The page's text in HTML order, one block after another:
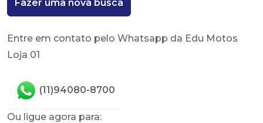
Fazer uma nova busca
Entre em contato pelo Whatsapp da Edu Motos
Loja 01
(11)94080-8700
Ou ligue agora para: